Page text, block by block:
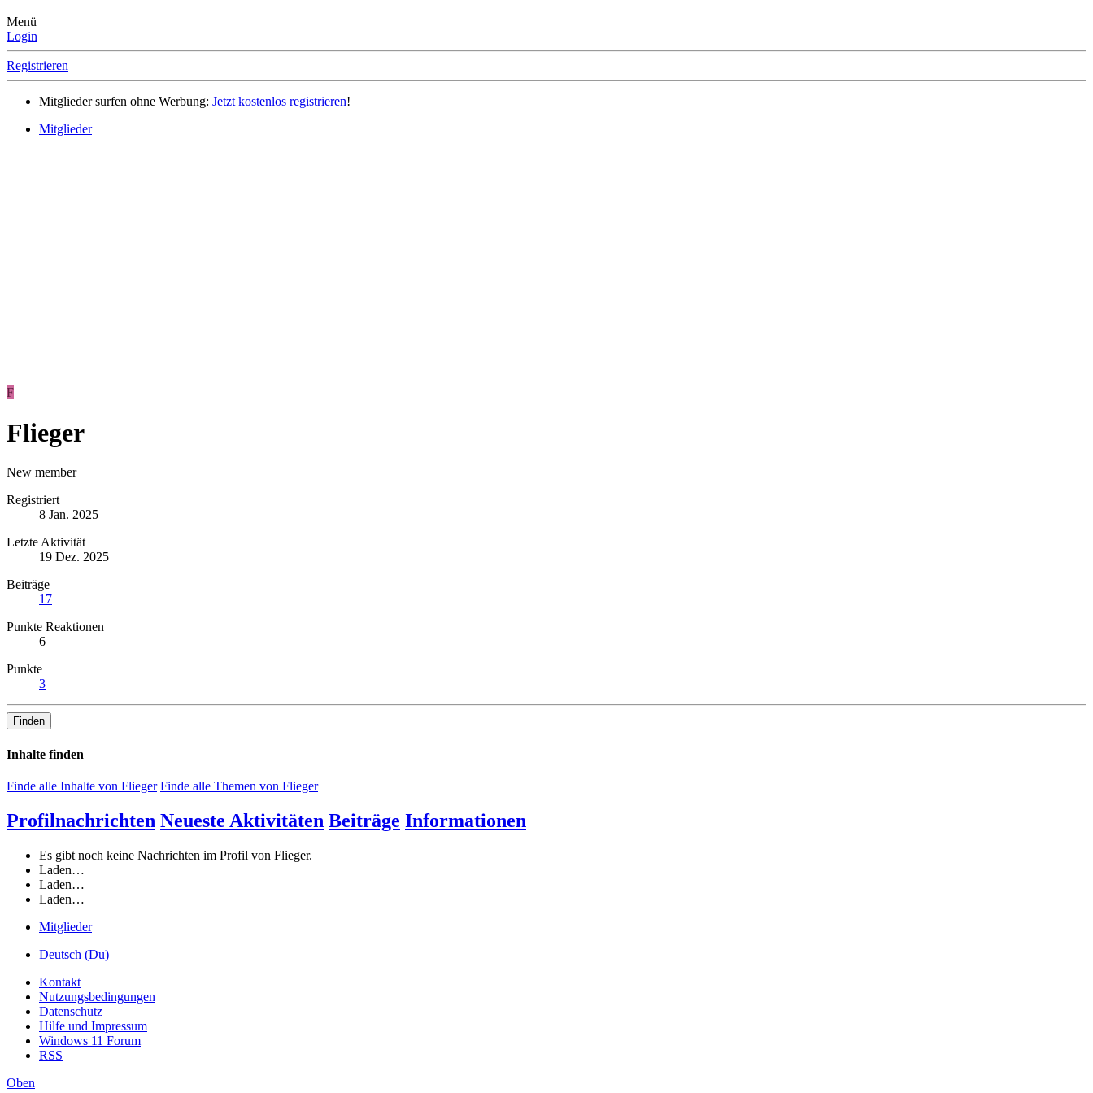
Menü
Login
Registrieren
Mitglieder surfen ohne Werbung: Jetzt kostenlos registrieren!
Mitglieder
F
Flieger
New member
Registriert
8 Jan. 2025
Letzte Aktivität
19 Dez. 2025
Beiträge
17
Punkte Reaktionen
6
Punkte
3
Finden
Inhalte finden
Finde alle Inhalte von Flieger Finde alle Themen von Flieger
Profilnachrichten Neueste Aktivitäten Beiträge Informationen
Es gibt noch keine Nachrichten im Profil von Flieger.
Laden…
Laden…
Laden…
Mitglieder
Deutsch (Du)
Kontakt
Nutzungsbedingungen
Datenschutz
Hilfe und Impressum
Windows 11 Forum
RSS
Oben